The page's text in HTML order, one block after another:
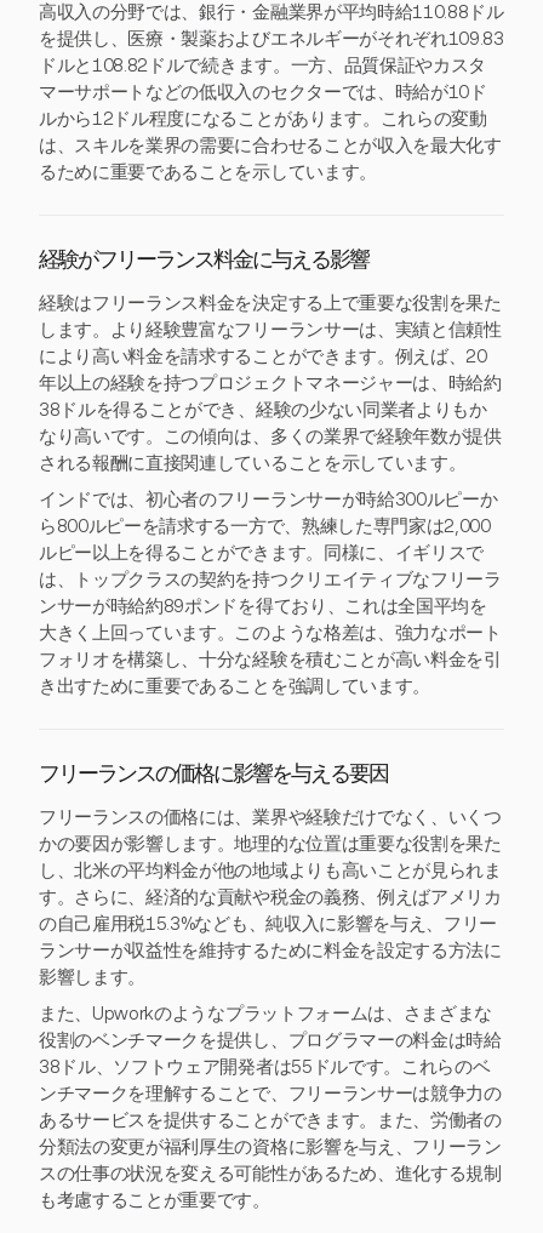
高収入の分野では、銀行・金融業界が平均時給110.88ドル
を提供し、医療・製薬およびエネルギーがそれぞれ109.83
ドルと108.82ドルで続きます。一方、品質保証やカスタ
マーサポートなどの低収入のセクターでは、時給が10ド
ルから12ドル程度になることがあります。これらの変動
は、スキルを業界の需要に合わせることが収入を最大化す
るために重要であることを示しています。
経験がフリーランス料金に与える影響
経験はフリーランス料金を決定する上で重要な役割を果た
します。より経験豊富なフリーランサーは、実績と信頼性
により高い料金を請求することができます。例えば、20
年以上の経験を持つプロジェクトマネージャーは、時給約
38ドルを得ることができ、経験の少ない同業者よりもか
なり高いです。この傾向は、多くの業界で経験年数が提供
される報酬に直接関連していることを示しています。
インドでは、初心者のフリーランサーが時給300ルピーか
ら800ルピーを請求する一方で、熟練した専門家は2,000
ルピー以上を得ることができます。同様に、イギリスで
は、トップクラスの契約を持つクリエイティブなフリーラ
ンサーが時給約89ポンドを得ており、これは全国平均を
大きく上回っています。このような格差は、強力なポート
フォリオを構築し、十分な経験を積むことが高い料金を引
き出すために重要であることを強調しています。
フリーランスの価格に影響を与える要因
フリーランスの価格には、業界や経験だけでなく、いくつ
かの要因が影響します。地理的な位置は重要な役割を果た
し、北米の平均料金が他の地域よりも高いことが見られま
す。さらに、経済的な貢献や税金の義務、例えばアメリカ
の自己雇用税15.3%なども、純収入に影響を与え、フリー
ランサーが収益性を維持するために料金を設定する方法に
影響します。
また、Upworkのようなプラットフォームは、さまざまな
役割のベンチマークを提供し、プログラマーの料金は時給
38ドル、ソフトウェア開発者は55ドルです。これらのベ
ンチマークを理解することで、フリーランサーは競争力の
あるサービスを提供することができます。また、労働者の
分類法の変更が福利厚生の資格に影響を与え、フリーラン
スの仕事の状況を変える可能性があるため、進化する規制
も考慮することが重要です。